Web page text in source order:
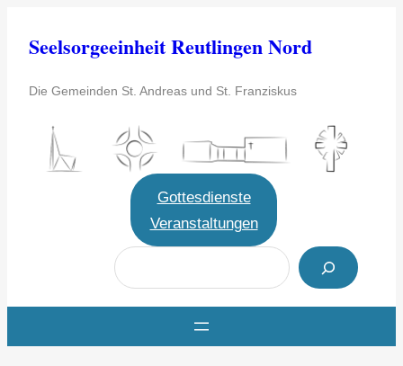
InhaltSeelsorgeeinheit Reutlingen Nord
Die Gemeinden St. Andreas und St. Franziskus
Gottesdienste
Veranstaltungen
S
u
c